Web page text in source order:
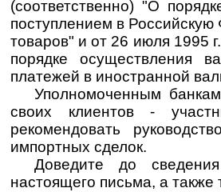
(соответственно) "О
поступлением в
товаров" и от 26 июля 1995
порядке осуществления
платежей в иностранной
Уполномоченным
своих клиентов -
рекомендовать
импортных сделок.
Доведите до
настоящего письма, а также